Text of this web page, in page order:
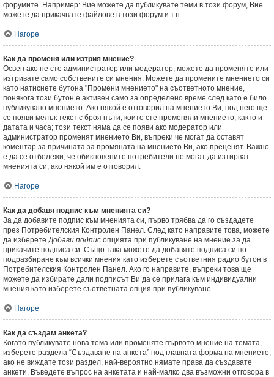
форумите. Например: Вие можете да публикувате теми в този форум, Вие
можете да прикачвате файлове в този форум и т.н.
Нагоре
Как да променя или изтрия мнение?
Освен ако не сте администратор или модератор, можете да променяте или
изтривате само собствените си мнения. Можете да промените мнението си
като натиснете бутона "Промени мнението" на съответното мнение,
понякога този бутон е активен само за определено време след като е било
публикувано мнението. Ако някой е отговорил на мнението Ви, под него ще
се появи мелък текст с броя пъти, които сте променяли мнението, както и
датата и часа; този текст няма да се появи ако модератор или
администратор променят мнението Ви, въпреки че могат да оставят
коментар за причината за промяната на мнението Ви, ако преценят. Важно
е да се отбележи, че обикновените потребители не могат да изтирват
мненията си, ако някой им е отговорил.
Нагоре
Как да добавя подпис към мненията си?
За да добавите подпис към мненията си, първо трябва да го създадете
през Потребителския Контролен Панел. След като направите това, можете
да изберетеДобави подпис опцията при публикуване на мнение за да
прикачите подписа си. Също така можете да добавяте подписа си по
подразбиране към всички мнения като изберете съответния радио бутон в
Потребителския Контролен Панел. Ако го направите, въпреки това ще
можете да избирате дали подписът Ви да се прилага към индивидуални
мнения като изберете съответната опция при публикуване.
Нагоре
Как да създам анкета?
Когато публикувате нова тема или променяте първото мнение на темата,
изберете раздела “Създаване на анкета” под главната форма на мнението;
ако не виждате този раздел, най-вероятно нямате права да създавате
анкети. Въведете въпрос на анкетата и най-малко два възможни отговора в